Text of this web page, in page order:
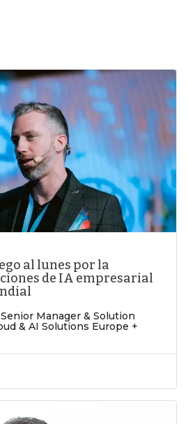
al lunes por la
de IA empresarial
Manager & Solution
& AI Solutions Europe +